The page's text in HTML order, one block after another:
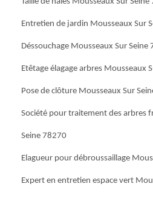
Entretien de jardin Mousseaux Sur
Déssouchage Mousseaux Sur Seine
Etêtage élagage arbres Mousseaux
Pose de clôture Mousseaux Sur
Société pour traitement des arbres
Seine 78270
Elagueur pour débroussaillage
Expert en entretien espace vert